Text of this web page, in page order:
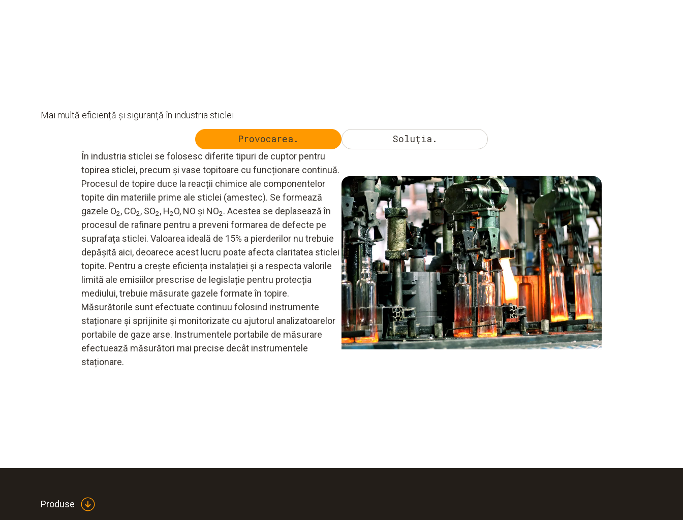
Mai multă eficiență și siguranță în industria sticlei
Provocarea. Soluția.
În industria sticlei se folosesc diferite tipuri de cuptor pentru
topirea sticlei, precum și vase topitoare cu funcționare continuă.
Procesul de topire duce la reacții chimice ale componentelor
topite din materiile prime ale sticlei (amestec). Se formează
gazele O2, CO2, SO2, H2O, NO și NO2. Acestea se deplasează în
procesul de rafinare pentru a preveni formarea de defecte pe
suprafața sticlei. Valoarea ideală de 15% a pierderilor nu trebuie
depășită aici, deoarece acest lucru poate afecta claritatea sticlei
topite. Pentru a crește eficiența instalației și a respecta valorile
limită ale emisiilor prescrise de legislație pentru protecția
mediului, trebuie măsurate gazele formate în topire.
Măsurătorile sunt efectuate continuu folosind instrumente
staționare și sprijinite și monitorizate cu ajutorul analizatoarelor
portabile de gaze arse. Instrumentele portabile de măsurare
efectuează măsurători mai precise decât instrumentele
staționare.
Produse